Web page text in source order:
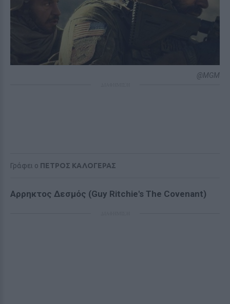
@MGM
Γράφει ο ΠΕΤΡΟΣ ΚΑΛΟΓΕΡΑΣ
Αρρηκτος Δεσμός (Guy Ritchie's The Covenant)